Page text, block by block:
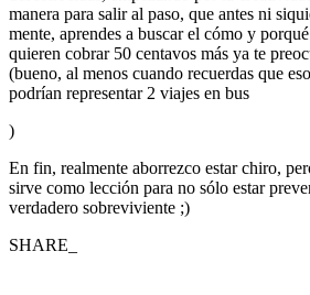
manera para salir al paso, que antes ni
mente, aprendes a buscar el cómo y
quieren cobrar 50 centavos más ya te
(bueno, al menos cuando recuerdas que
podrían representar 2 viajes en bus
)
En fin, realmente aborrezco estar chiro,
sirve como lección para no sólo estar
verdadero sobreviviente ;)
SHARE_